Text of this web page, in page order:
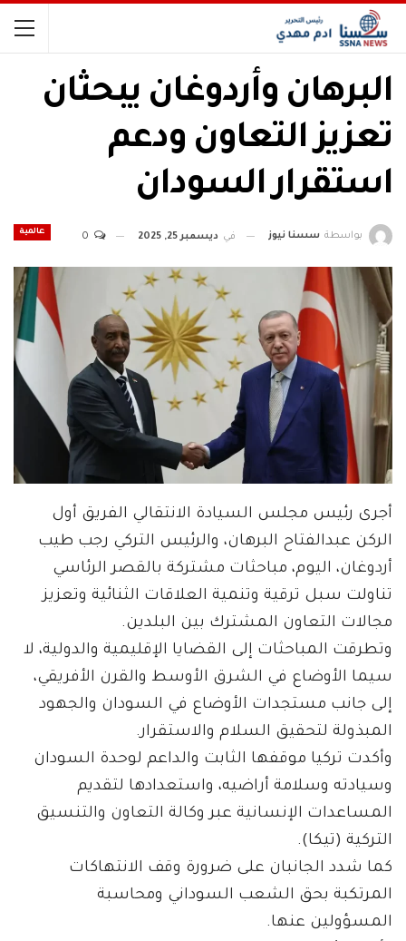
البرهان وأردوغان يبحثان
تعزيز التعاون ودعم
استقرار السودان
عالمية بواسطة سسنا نيوز في ديسمبر 25, 2025
أجرى رئيس مجلس السيادة الانتقالي الفريق أول
الركن عبدالفتاح البرهان، والرئيس التركي رجب طيب
أردوغان، اليوم، مباحثات مشتركة بالقصر الرئاسي
تناولت سبل ترقية وتنمية العلاقات الثنائية وتعزيز
مجالات التعاون المشترك بين البلدين.
وتطرقت المباحثات إلى القضايا الإقليمية والدولية، لا
سيما الأوضاع في الشرق الأوسط والقرن الأفريقي،
إلى جانب مستجدات الأوضاع في السودان والجهود
المبذولة لتحقيق السلام والاستقرار.
وأكدت تركيا موقفها الثابت والداعم لوحدة السودان
وسيادته وسلامة أراضيه، واستعدادها لتقديم
المساعدات الإنسانية عبر وكالة التعاون والتنسيق
التركية (تيكا).
كما شدد الجانبان على ضرورة وقف الانتهاكات
المرتكبة بحق الشعب السوداني ومحاسبة
المسؤولين عنها.